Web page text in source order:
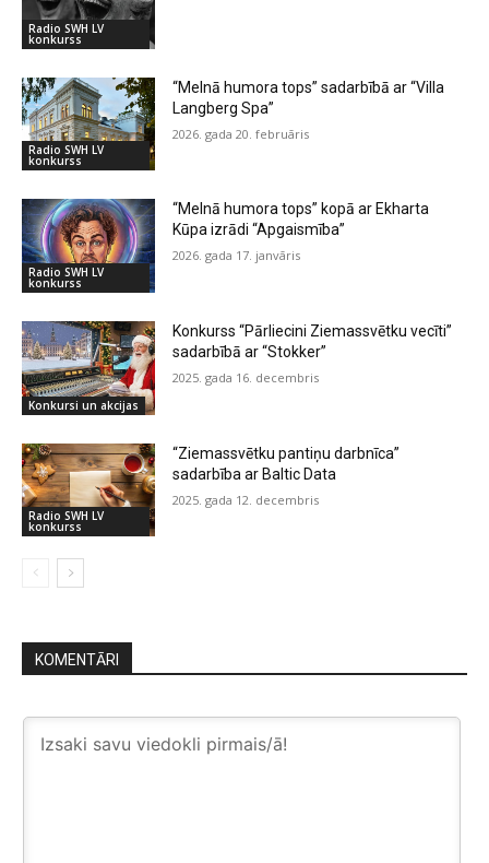
Radio SWH LV
konkurss
Radio SWH LV
konkurss
“Melnā humora tops” sadarbībā ar “Villa
Langberg Spa”
2026. gada 20. februāris
Radio SWH LV
konkurss
“Melnā humora tops” kopā ar Ekharta
Kūpa izrādi “Apgaismība”
2026. gada 17. janvāris
Konkursi un akcijas
Konkurss “Pārliecini Ziemassvētku vecīti”
sadarbībā ar “Stokker”
2025. gada 16. decembris
Radio SWH LV
konkurss
“Ziemassvētku pantiņu darbnīca”
sadarbība ar Baltic Data
2025. gada 12. decembris
KOMENTĀRI